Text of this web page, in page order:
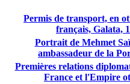
Permis de transport, en
français, Galata,
Portrait de Mehmet
ambassadeur de la
Premières relations
France et l'Empire